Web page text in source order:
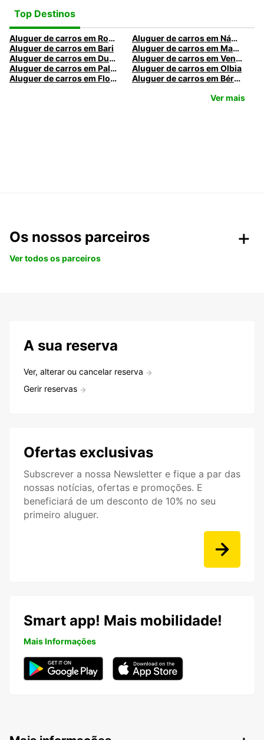
Top Destinos
Aluguer de carros em Roma
Aluguer de carros em Nápoles
Aluguer de carros em Bari
Aluguer de carros em Madrid
Aluguer de carros em Dublin
Aluguer de carros em Veneza
Aluguer de carros em Palermo
Aluguer de carros em Olbia
Aluguer de carros em Florença
Aluguer de carros em Bérgamo
Ver mais
Os nossos parceiros
Ver todos os parceiros
A sua reserva
Ver, alterar ou cancelar reserva
Gerir reservas
Ofertas exclusivas
Subscrever a nossa Newsletter e fique a par das
nossas notícias, ofertas e promoções. E
beneficiará de um desconto de 10% no seu
primeiro aluguer.
Smart app! Mais mobilidade!
Mais Informações